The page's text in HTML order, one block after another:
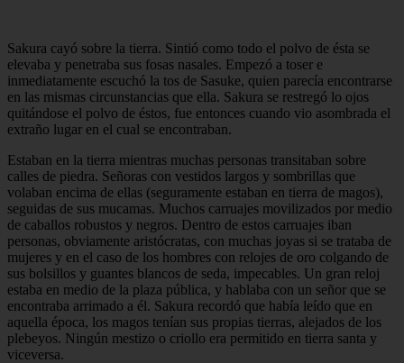
Sakura cayó sobre la tierra. Sintió como todo el polvo de ésta se
elevaba y penetraba sus fosas nasales. Empezó a toser e
inmediatamente escuchó la tos de Sasuke, quien parecía encontrarse
en las mismas circunstancias que ella. Sakura se restregó lo ojos
quitándose el polvo de éstos, fue entonces cuando vio asombrada el
extraño lugar en el cual se encontraban.
Estaban en la tierra mientras muchas personas transitaban sobre
calles de piedra. Señoras con vestidos largos y sombrillas que
volaban encima de ellas (seguramente estaban en tierra de magos),
seguidas de sus mucamas. Muchos carruajes movilizados por medio
de caballos robustos y negros. Dentro de estos carruajes iban
personas, obviamente aristócratas, con muchas joyas si se trataba de
mujeres y en el caso de los hombres con relojes de oro colgando de
sus bolsillos y guantes blancos de seda, impecables. Un gran reloj
estaba en medio de la plaza pública, y hablaba con un señor que se
encontraba arrimado a él. Sakura recordó que había leído que en
aquella época, los magos tenían sus propias tierras, alejados de los
plebeyos. Ningún mestizo o criollo era permitido en tierra santa y
viceversa.